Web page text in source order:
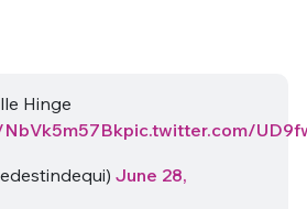
Hinge
pic.twitter.com/
June 28,